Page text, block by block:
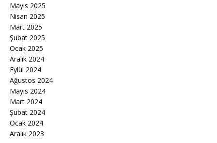
Mayıs 2025
Nisan 2025
Mart 2025
Şubat 2025
Ocak 2025
Aralık 2024
Eylül 2024
Ağustos 2024
Mayıs 2024
Mart 2024
Şubat 2024
Ocak 2024
Aralık 2023